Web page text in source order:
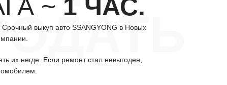
~ 1 ЧАС.
выкуп авто SSANGYONG в Новых
их негде. Если ремонт стал невыгоден,